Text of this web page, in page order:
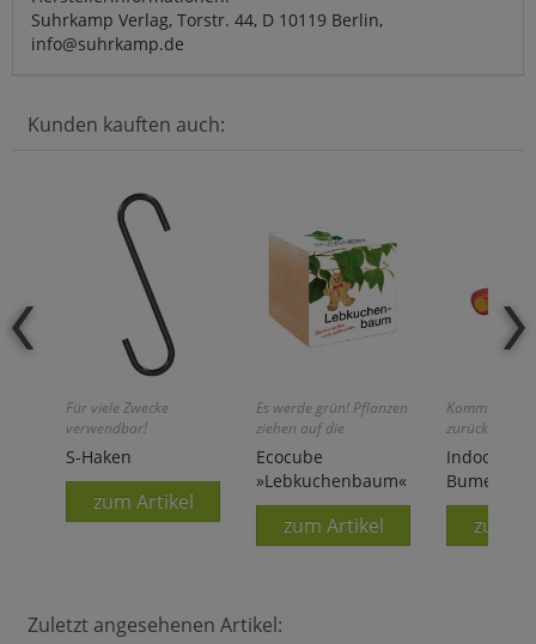
Suhrkamp Verlag, Torstr. 44, D 10119 Berlin,
info@suhrkamp.de
Kunden kauften auch:
Für viele Zwecke
verwendbar!
S-Haken
zum Artikel
Es werde grün! Pflanzen
ziehen auf die
einfachste Art!
Ecocube
»Lebkuchenbaum«
zum Artikel
Kommt
zurück!
Indoor-
Bumerang
zum
Zuletzt angesehenen Artikel: